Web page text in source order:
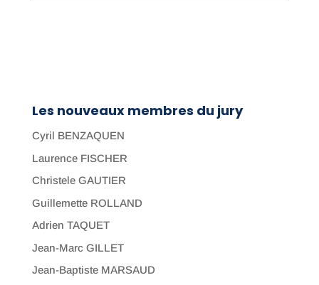
Les nouveaux membres du jury
Cyril BENZAQUEN
Laurence FISCHER
Christele GAUTIER
Guillemette ROLLAND
Adrien TAQUET
Jean-Marc GILLET
Jean-Baptiste MARSAUD